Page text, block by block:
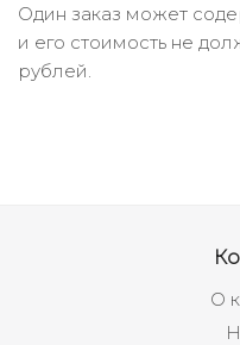
Один заказ может
и его стоимость не
рублей.
О